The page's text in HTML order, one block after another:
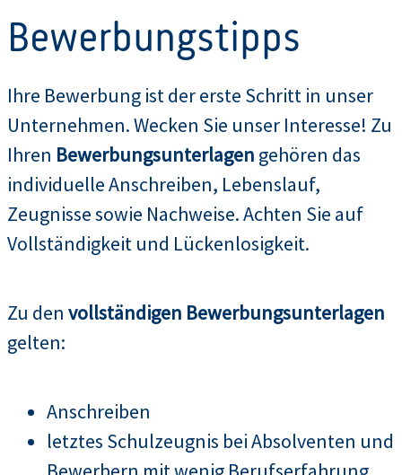
Bewerbungstipps
Ihre Bewerbung ist der erste Schritt in unser
Unternehmen. Wecken Sie unser Interesse! Zu
Ihren Bewerbungsunterlagen gehören das
individuelle Anschreiben, Lebenslauf,
Zeugnisse sowie Nachweise. Achten Sie auf
Vollständigkeit und Lückenlosigkeit.
Zu den vollständigen Bewerbungsunterlagen
gelten:
Anschreiben
letztes Schulzeugnis bei Absolventen und